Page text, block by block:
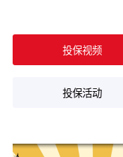
投保视频
投保活动